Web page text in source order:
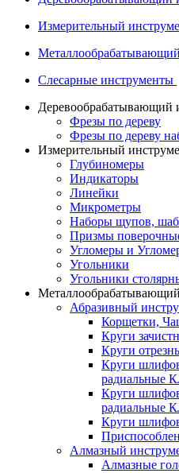
Измерительный
Слесарные инструменты
Деревообрабатывающий
Фрезы по дереву
Фрезы по дереву
Измерительный
Глубиномеры
Индикаторы
Линейки
Микрометры
Наборы щупов,
Призмы
Угломеры и
Угольники
Угольники
Абразивный
Корщетки,
Круги
Круги
Круги
радиальные
Круги
радиальные
Круги
Алмазный
Алмазные